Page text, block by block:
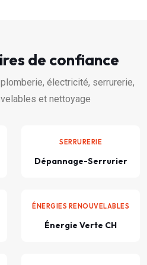
de confiance
électricité, serrurerie,
et nettoyage
SERRURERIE
Dépannage-Serrurier
ÉNERGIES RENOUVELABLES
Énergie Verte CH